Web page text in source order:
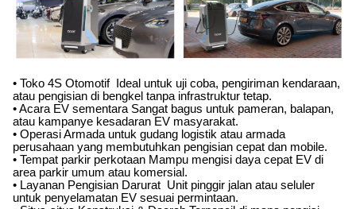
• Toko 4S Otomotif ️ Ideal untuk uji coba, pengiriman kendaraan,
atau pengisian di bengkel tanpa infrastruktur tetap.
• Acara EV sementara Sangat bagus untuk pameran, balapan,
atau kampanye kesadaran EV masyarakat.
• Operasi Armada untuk gudang logistik atau armada
perusahaan yang membutuhkan pengisian cepat dan mobile.
• Tempat parkir perkotaan Mampu mengisi daya cepat EV di
area parkir umum atau komersial.
• Layanan Pengisian Darurat ️ Unit pinggir jalan atau seluler
untuk penyelamatan EV sesuai permintaan.